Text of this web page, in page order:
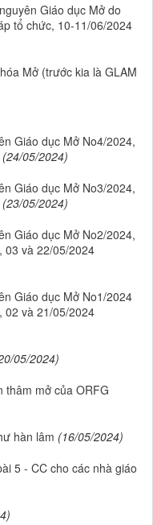
Giáo dục Mở do
tổ chức, 10-11/06/2024
Mở (trước kia là GLAM
Giáo dục Mở No4/2024,
(24/05/2024)
Giáo dục Mở No3/2024,
(23/05/2024)
Giáo dục Mở No2/2024,
03 và 22/05/2024
Giáo dục Mở No1/2024
02 và 21/05/2024
05/2024)
thâm mở của ORFG
hàn lâm (16/05/2024)
5 - CC cho các nhà giáo